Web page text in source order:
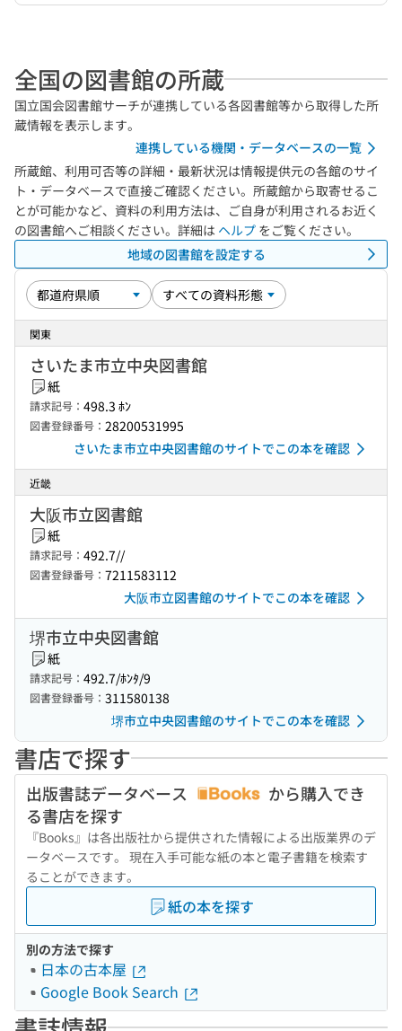
全国の図書館の所蔵
国立国会図書館サーチが連携している各図書館等から取得した所
蔵情報を表示します。
連携している機関・データベースの一覧
所蔵館、利用可否等の詳細・最新状況は情報提供元の各館のサイ
ト・データベースで直接ご確認ください。所蔵館から取寄せるこ
とが可能かなど、資料の利用方法は、ご自身が利用されるお近く
の図書館へご相談ください。詳細は ヘルプ をご覧ください。
地域の図書館を設定する
関東
さいたま市立中央図書館
紙
請求記号： 498.3 ﾎﾝ
図書登録番号： 28200531995
さいたま市立中央図書館のサイトでこの本を確認
近畿
大阪市立図書館
紙
請求記号： 492.7//
図書登録番号： 7211583112
大阪市立図書館のサイトでこの本を確認
堺市立中央図書館
紙
請求記号： 492.7/ﾎﾝﾀ/9
図書登録番号： 311580138
堺市立中央図書館のサイトでこの本を確認
書店で探す
出版書誌データベース
から購入でき
る書店を探す
『Books』は各出版社から提供された情報による出版業界のデ
ータベースです。 現在入手可能な紙の本と電子書籍を検索す
ることができます。
紙の本を探す
別の方法で探す
日本の古本屋
Google Book Search